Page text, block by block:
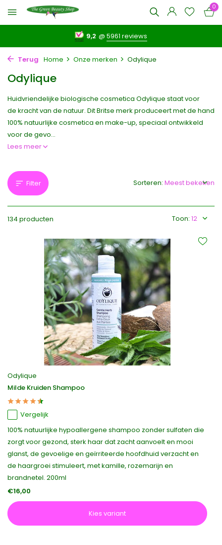
0
9,2 @5961 reviews
Terug Home Onze merken Odylique
Odylique
Huidvriendelijke biologische cosmetica Odylique staat voor
de kracht van de natuur. Dit Britse merk produceert met de hand
100% natuurlijke cosmetica en make-up, speciaal ontwikkeld
voor de gevo...
Lees meer
Filter
134 producten Toon:
Sorteren:
Odylique
Milde Kruiden Shampoo
Vergelijk
100% natuurlijke hypoallergene shampoo zonder sulfaten die
zorgt voor gezond, sterk haar dat zacht aanvoelt en mooi
glanst, de gevoelige en geïrriteerde hoofdhuid verzacht en
de haargroei stimuleert, met kamille, rozemarijn en
brandnetel. 200ml
€16,00
Kies variant